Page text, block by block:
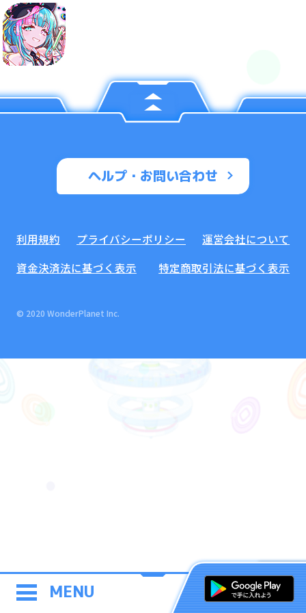
MENU
ヘルプ・お問い合わせ
利用規約 プライバシーポリシー
運営会社について
資金決済法に基づく表示
特定商取引法に基づく表示
© 2020 WonderPlanet Inc.